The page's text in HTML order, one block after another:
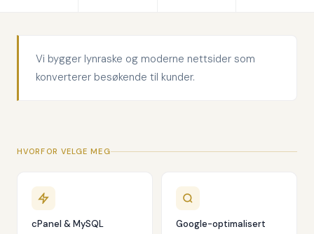
Vi bygger lynraske og moderne nettsider som
konverterer besøkende til kunder.
HVORFOR VELGE MEG
cPanel & MySQL Google-optimalisert